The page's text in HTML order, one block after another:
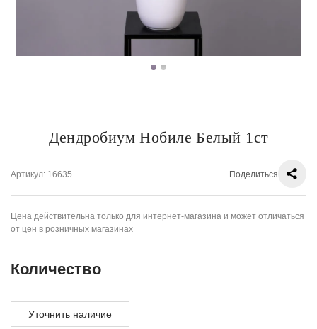
Дендробиум Нобиле Белый 1ст
Артикул: 16635 Поделиться
Цена действительна только для интернет-магазина и может отличаться
от цен в розничных магазинах
Количество
Уточнить наличие